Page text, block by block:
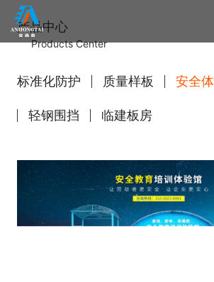
产品中心
Products Center
标准化防护 质量样板 安全
轻钢围挡 临建板房